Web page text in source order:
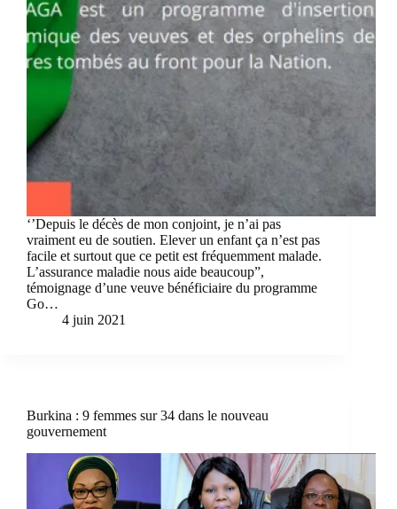
‘’Depuis le décès de mon conjoint, je n’ai pas
vraiment eu de soutien. Elever un enfant ça n’est pas
facile et surtout que ce petit est fréquemment malade.
L’assurance maladie nous aide beaucoup”,
témoignage d’une veuve bénéficiaire du programme
Go…
4 juin 2021
Burkina : 9 femmes sur 34 dans le nouveau
gouvernement